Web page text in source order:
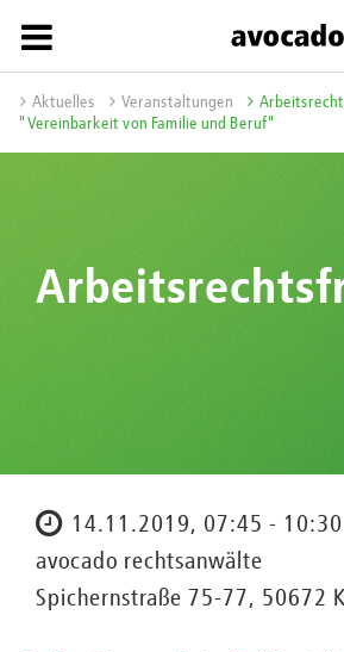
Aktuelles Veranstaltungen
"Vereinbarkeit von Familie und Beruf"
14.11.2019, 07:45 - 10:30
avocado rechtsanwälte
Spichernstraße 75-77, 50672